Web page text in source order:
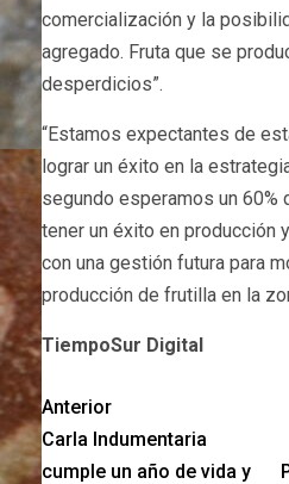
comercialización y la
agregado. Fruta que se
desperdicios”.
“Estamos expectantes de
lograr un éxito en la
segundo esperamos un 60%
tener un éxito en producción
con una gestión futura para
producción de frutilla en la
TiempoSur Digital
Anterior
Carla Indumentaria
cumple un año de vida y